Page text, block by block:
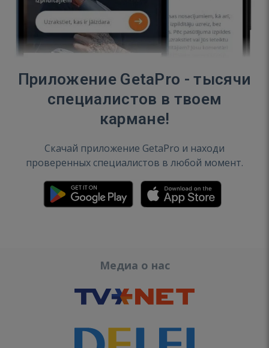
Приложение GetaPro - тысячи
специалистов в твоем
кармане!
Скачай приложение GetaPro и находи
проверенных специалистов в любой момент.
Медиа о нас